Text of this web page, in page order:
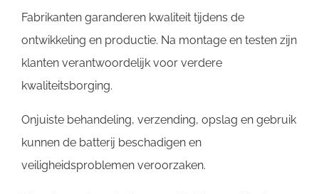
Fabrikanten garanderen kwaliteit tijdens de
ontwikkeling en productie. Na montage en testen zijn
klanten verantwoordelijk voor verdere
kwaliteitsborging.
Onjuiste behandeling, verzending, opslag en gebruik
kunnen de batterij beschadigen en
veiligheidsproblemen veroorzaken.